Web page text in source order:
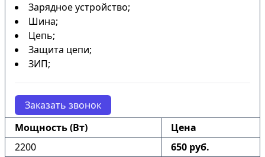
Зарядное устройство;
Шина;
Цепь;
Защита цепи;
ЗИП;
Заказать звонок
Мощность (Вт)
Цена
2200
650 руб.